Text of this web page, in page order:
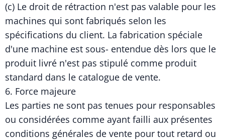
(c) Le droit de rétraction n'est pas valable pour les
machines qui sont fabriqués selon les
spécifications du client. La fabrication spéciale
d'une machine est sous- entendue dès lors que le
produit livré n'est pas stipulé comme produit
standard dans le catalogue de vente.
6. Force majeure
Les parties ne sont pas tenues pour responsables
ou considérées comme ayant failli aux présentes
conditions générales de vente pour tout retard ou